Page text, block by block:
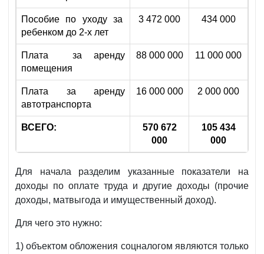
Пособие по уходу за
ребенком до 2-х лет
3 472 000 434 000
Плата за аренду
помещения
88 000 000 11 000 000
Плата за аренду
автотранспорта
16 000 000 2 000 000
ВСЕГО:
570 672
000
105 434
000
Для начала разделим указанные показатели на
доходы по оплате труда и другие доходы (прочие
доходы, матвыгода и имущественный доход).
Для чего это нужно:
1) объектом обложения соцналогом являются только